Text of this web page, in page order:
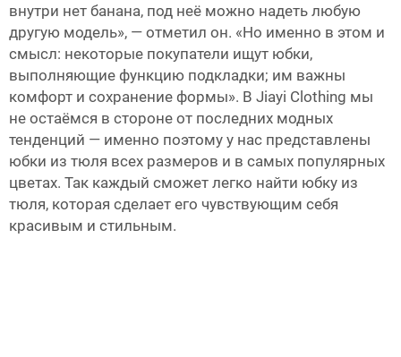
внутри нет банана, под неё можно надеть любую
другую модель», — отметил он. «Но именно в этом и
смысл: некоторые покупатели ищут юбки,
выполняющие функцию подкладки; им важны
комфорт и сохранение формы». В Jiayi Clothing мы
не остаёмся в стороне от последних модных
тенденций — именно поэтому у нас представлены
юбки из тюля всех размеров и в самых популярных
цветах. Так каждый сможет легко найти юбку из
тюля, которая сделает его чувствующим себя
красивым и стильным.